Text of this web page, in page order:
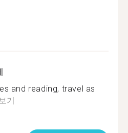
and reading, travel as
기